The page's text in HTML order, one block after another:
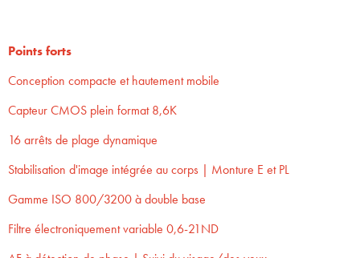
Points forts
Conception compacte et hautement mobile
Capteur CMOS plein format 8,6K
16 arrêts de plage dynamique
Stabilisation d'image intégrée au corps | Monture E et PL
Gamme ISO 800/3200 à double base
Filtre électroniquement variable 0,6-21ND